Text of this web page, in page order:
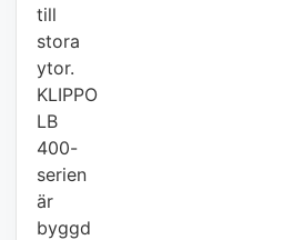
till
stora
ytor.
KLIPPO
LB
400-
serien
är
byggd